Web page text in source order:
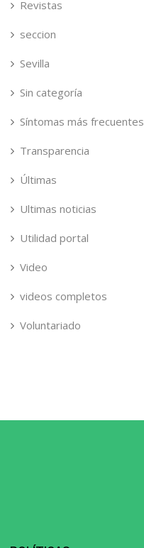
Revistas
seccion
Sevilla
Sin categoría
Síntomas más frecuentes
Transparencia
Últimas
Ultimas noticias
Utilidad portal
Video
videos completos
Voluntariado